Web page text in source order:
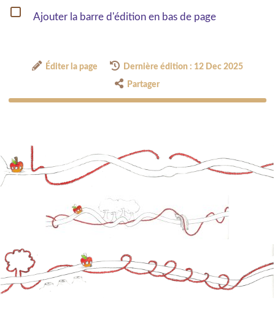
Ajouter la barre d'édition en bas de page
Éditer la page Dernière édition : 12 Dec 2025
Partager